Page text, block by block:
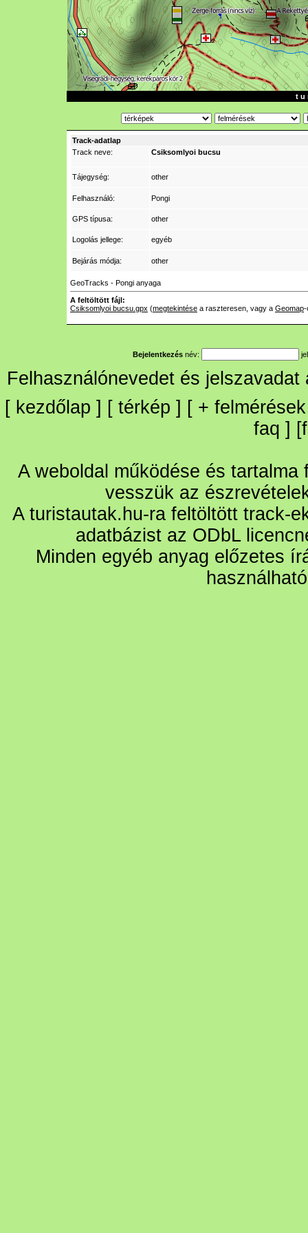
t u
Track-adatlap
Track neve:
Csiksomlyoi bucsu
Tájegység: other
Felhasználó: Pongi
GPS típusa: other
Logolás jellege: egyéb
Bejárás módja: other
GeoTracks - Pongi anyaga
A feltöltött fájl:
Csiksomlyoi bucsu.gpx (megtekintése a raszteresen, vagy a Geomap-
Bejelentkezés név:
Felhasználónevedet és
[ kezdőlap ] [ térkép ] [ + felmérések
faq ] [
A weboldal működése és
vesszük az
A turistautak.hu-ra feltöltött track-
adatbázist az ODbL
Minden egyéb anyag előzetes